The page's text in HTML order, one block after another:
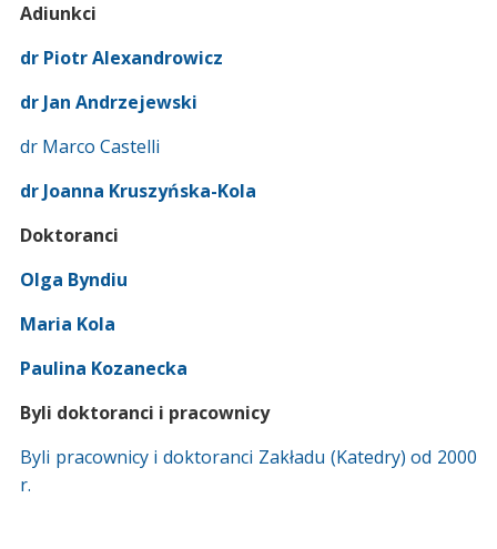
Adiunkci
dr Piotr Alexandrowicz
dr Jan Andrzejewski
dr Marco Castelli
dr Joanna Kruszyńska-Kola
Doktoranci
Olga Byndiu
Maria Kola
Paulina Kozanecka
Byli doktoranci i pracownicy
Byli pracownicy i doktoranci Zakładu (Katedry) od 2000
r.